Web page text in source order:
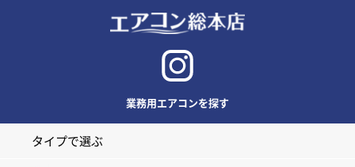
業務用エアコンを探す
タイプで選ぶ